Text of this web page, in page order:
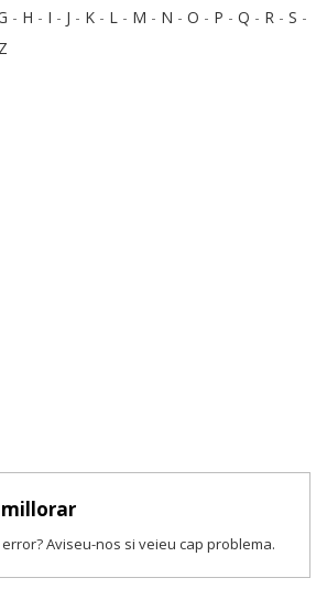
- H - I - J - K - L - M - N - O - P - Q - R - S -
Z
Aviseu-nos si veieu cap problema.